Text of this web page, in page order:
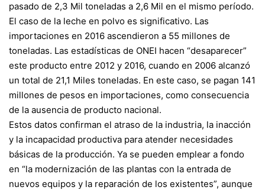
pasado de 2,3 Mil toneladas a 2,6 Mil en el mismo período.
El caso de la leche en polvo es significativo. Las
importaciones en 2016 ascendieron a 55 millones de
toneladas. Las estadísticas de ONEI hacen “desaparecer”
este producto entre 2012 y 2016, cuando en 2006 alcanzó
un total de 21,1 Miles toneladas. En este caso, se pagan 141
millones de pesos en importaciones, como consecuencia
de la ausencia de producto nacional.
Estos datos confirman el atraso de la industria, la inacción
y la incapacidad productiva para atender necesidades
básicas de la producción. Ya se pueden emplear a fondo
en “la modernización de las plantas con la entrada de
nuevos equipos y la reparación de los existentes”, aunque